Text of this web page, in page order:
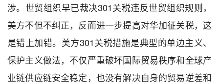
涉。 世贸组织早已裁决301关税违反世贸组织规则，
美方不但不纠正，反而进一步提高对华加征关税，这
是错上加错。美方301关税措施是典型的单边主义、
保护主义做法， 不仅严重破坏国际贸易秩序和全球产
业链供应链安全稳定，也没有解决自身的贸易逆差和